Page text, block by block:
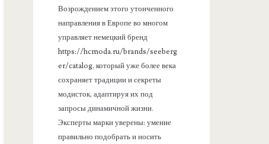
Возрождением этого утонченного
направления в Европе во многом
управляет немецкий бренд
https://hcmoda.ru/brands/seeberg
er/catalog, который уже более века
сохраняет традиции и секреты
модисток, адаптируя их под
запросы динамичной жизни.
Эксперты марки уверены: умение
правильно подобрать и носить